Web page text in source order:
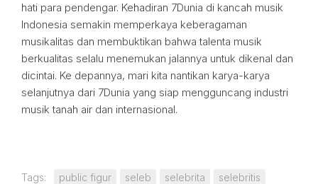
hati para pendengar. Kehadiran 7Dunia di kancah musik
Indonesia semakin memperkaya keberagaman
musikalitas dan membuktikan bahwa talenta musik
berkualitas selalu menemukan jalannya untuk dikenal dan
dicintai. Ke depannya, mari kita nantikan karya-karya
selanjutnya dari 7Dunia yang siap mengguncang industri
musik tanah air dan internasional.
Tags: public figur seleb selebrita selebritis